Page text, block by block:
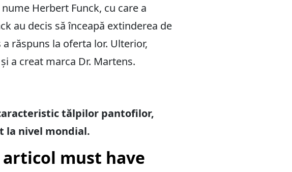
Herbert Funck, cu care a
au decis să înceapă extinderea de
răspuns la oferta lor. Ulterior,
a creat marca Dr. Martens.
tălpilor pantofilor,
la nivel mondial.
must have